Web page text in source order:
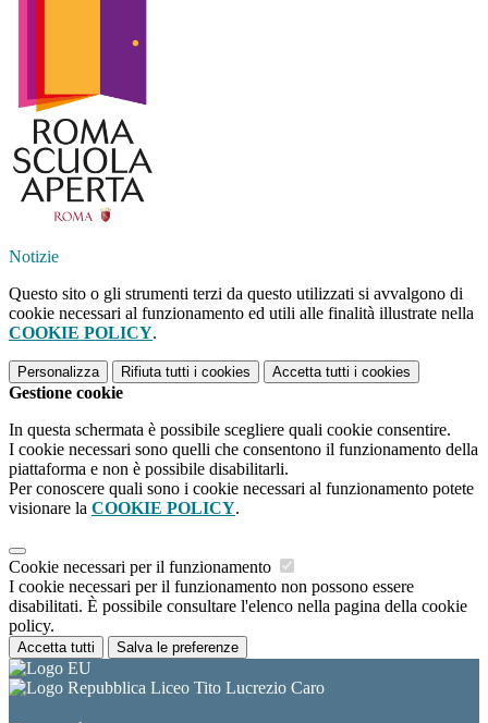
Notizie
Questo sito o gli strumenti terzi da questo utilizzati si avvalgono di
cookie necessari al funzionamento ed utili alle finalità illustrate nella
COOKIE POLICY.
Personalizza Rifiuta tutti i cookies Accetta tutti i cookies
Gestione cookie
In questa schermata è possibile scegliere quali cookie consentire.
I cookie necessari sono quelli che consentono il funzionamento della
piattaforma e non è possibile disabilitarli.
Per conoscere quali sono i cookie necessari al funzionamento potete
visionare la COOKIE POLICY.
Cookie necessari per il funzionamento
I cookie necessari per il funzionamento non possono essere
disabilitati. È possibile consultare l'elenco nella pagina della cookie
policy.
Accetta tutti Salva le preferenze
Liceo Tito Lucrezio Caro